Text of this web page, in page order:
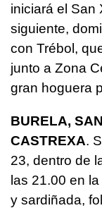
iniciará el San
siguiente,
con Trébol,
junto a Zona
gran hoguera
BURELA,
CASTREXA.
23, dentro de
las 21.00 en
y sardiñada,